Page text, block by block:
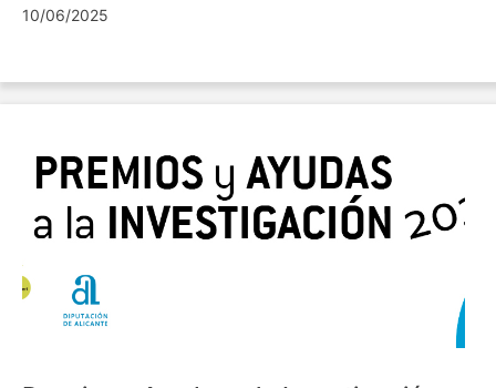
10/06/2025